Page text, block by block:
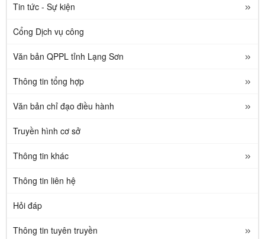
Tin tức - Sự kiện
Cổng Dịch vụ công
Văn bản QPPL tỉnh Lạng Sơn
Thông tin tổng hợp
Văn bản chỉ đạo điều hành
Truyền hình cơ sở
Thông tin khác
Thông tin liên hệ
Hỏi đáp
Thông tin tuyên truyền